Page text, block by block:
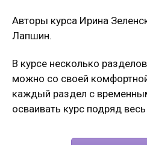
Авторы курса Ирина
Лапшин.
В курсе несколько
можно со своей
каждый раздел с
осваивать курс подряд